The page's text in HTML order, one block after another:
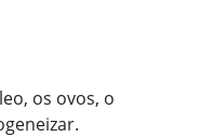
os ovos, o